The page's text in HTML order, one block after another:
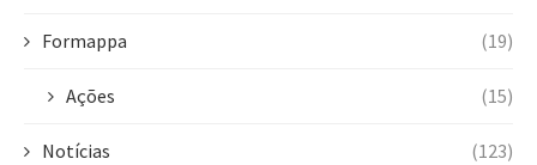
Formappa (19)
Ações (15)
Notícias (123)